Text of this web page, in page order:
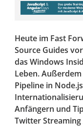
Heute im Fast
Source Guides
das Windows
Leben.
Pipeline in
Anfängern und
Twitter Streaming